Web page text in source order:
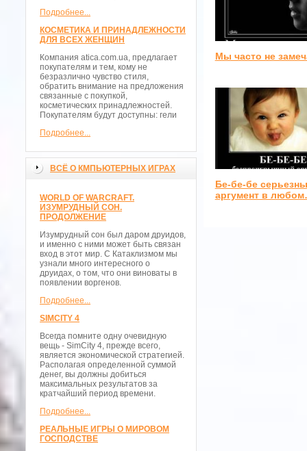
Подробнее...
КОСМЕТИКА И ПРИНАДЛЕЖНОСТИ
ДЛЯ ВСЕХ ЖЕНЩИН
Компания atica.com.ua, предлагает
покупателям и тем, кому не
безразлично чувство стиля,
обратить внимание на предложения
связанные с покупкой,
косметических принадлежностей.
Покупателям будут доступны: гели
Подробнее...
ВСЁ О КМПЬЮТЕРНЫХ ИГРАХ
WORLD OF WARCRAFT.
ИЗУМРУДНЫЙ СОН.
ПРОДОЛЖЕНИЕ
Изумрудный сон был даром друидов,
и именно с ними может быть связан
вход в этот мир. С Катаклизмом мы
узнали много интересного о
друидах, о том, что они виноваты в
появлении воргенов.
Подробнее...
SIMCITY 4
Всегда помните одну очевидную
вещь - SimCity 4, прежде всего,
является экономической стратегией.
Располагая определенной суммой
денег, вы должны добиться
максимальных результатов за
кратчайший период времени.
Подробнее...
РЕАЛЬНЫЕ ИГРЫ О МИРОВОМ
ГОСПОДСТВЕ
Мы часто не
Бе-бе-бе
аргумент в